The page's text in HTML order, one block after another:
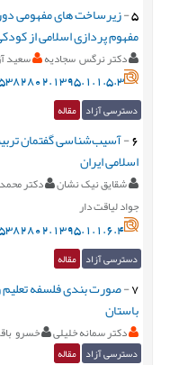
5
-زیرساخت های مفهومی
مفهوم پردازی اسلامی از کودکی
دکتر نرگس سجادیه سعید
دسترسی آزاد مقاله
6
-آسیب‌شناسی گفتمان
اسلامی ایران
شقایق نیک نشان دکتر
جواد لیاقت دار
دسترسی آزاد مقاله
7
-صورت‌ بندی فلسفه تعلیم
باستان
دکتر سمانه خلیلی خسرو
دسترسی آزاد مقاله